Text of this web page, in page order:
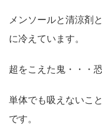
メンソールと清涼剤
に冷えています。
超をこえた鬼・・・
単体でも吸えないこ
です。